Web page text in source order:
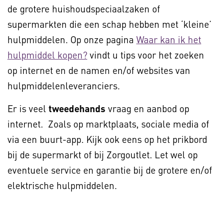
de grotere huishoudspeciaalzaken of
supermarkten die een schap hebben met ‘kleine’
hulpmiddelen. Op onze pagina Waar kan ik het
hulpmiddel kopen? vindt u tips voor het zoeken
op internet en de namen en/of websites van
hulpmiddelenleveranciers.
Er is veel tweedehands vraag en aanbod op
internet. Zoals op marktplaats, sociale media of
via een buurt-app. Kijk ook eens op het prikbord
bij de supermarkt of bij Zorgoutlet. Let wel op
eventuele service en garantie bij de grotere en/of
elektrische hulpmiddelen.